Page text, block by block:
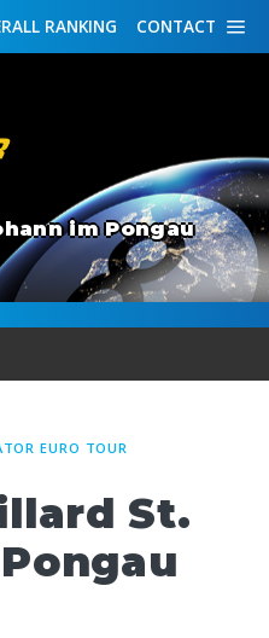
CONTACT
RANKING
im Pongau
EURO TOUR
St.